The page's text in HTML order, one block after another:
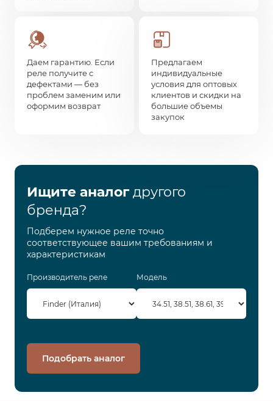
Даем гарантию. Если
реле получите с
дефектами — без
проблем заменим или
оформим возврат
Предлагаем
индивидуальные
условия для оптовых
клиентов и скидки на
большие объемы
закупок
Ищите аналогдругого
бренда?
Подберем нужное реле точно
соответствующее вашим требованиям и
характеристикам
Производитель реле Модель
Подобрать аналог